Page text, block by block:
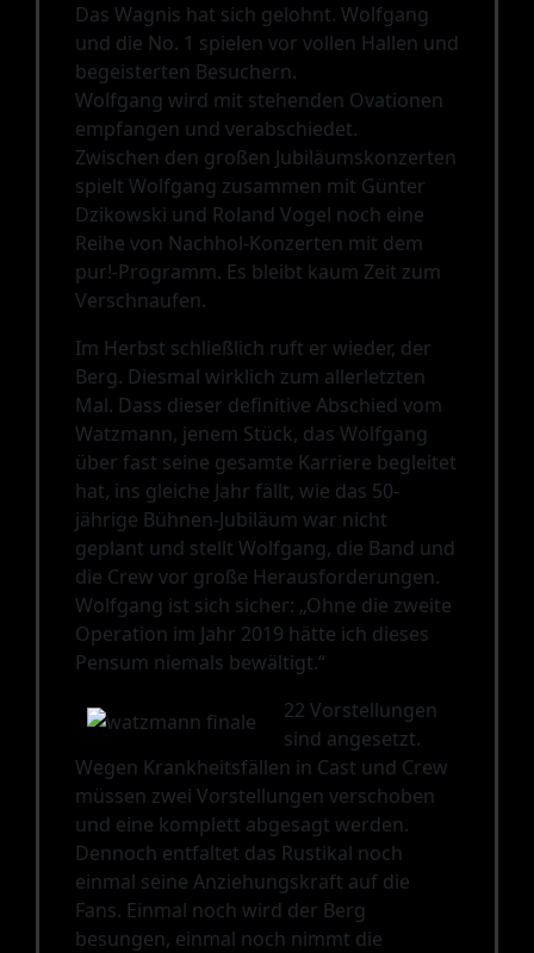
Das Wagnis hat sich gelohnt. Wolfgang
und die No. 1 spielen vor vollen Hallen und
begeisterten Besuchern.
Wolfgang wird mit stehenden Ovationen
empfangen und verabschiedet.
Zwischen den großen Jubiläumskonzerten
spielt Wolfgang zusammen mit Günter
Dzikowski und Roland Vogel noch eine
Reihe von Nachhol-Konzerten mit dem
pur!-Programm. Es bleibt kaum Zeit zum
Verschnaufen.
Im Herbst schließlich ruft er wieder, der
Berg. Diesmal wirklich zum allerletzten
Mal. Dass dieser definitive Abschied vom
Watzmann, jenem Stück, das Wolfgang
über fast seine gesamte Karriere begleitet
hat, ins gleiche Jahr fällt, wie das 50-
jährige Bühnen-Jubiläum war nicht
geplant und stellt Wolfgang, die Band und
die Crew vor große Herausforderungen.
Wolfgang ist sich sicher: „Ohne die zweite
Operation im Jahr 2019 hätte ich dieses
Pensum niemals bewältigt.“
22 Vorstellungen
sind angesetzt.
Wegen Krankheitsfällen in Cast und Crew
müssen zwei Vorstellungen verschoben
und eine komplett abgesagt werden.
Dennoch entfaltet das Rustikal noch
einmal seine Anziehungskraft auf die
Fans. Einmal noch wird der Berg
besungen, einmal noch nimmt die